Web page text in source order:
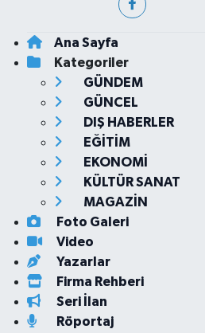
Ana Sayfa
Kategoriler
GÜNDEM
GÜNCEL
DIŞ HABERLER
EĞİTİM
EKONOMİ
KÜLTÜR SANAT
MAGAZİN
Foto Galeri
Video
Yazarlar
Firma Rehberi
Seri İlan
Röportaj